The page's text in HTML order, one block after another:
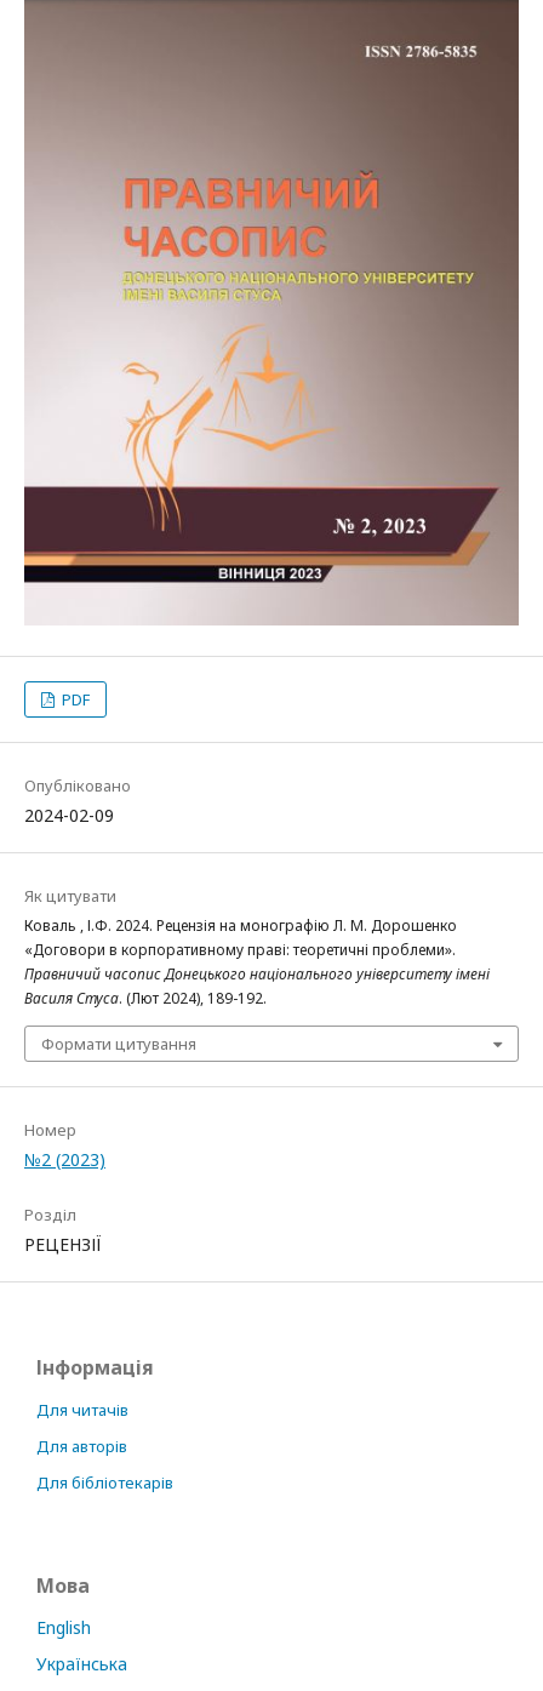
PDF
Опубліковано
2024-02-09
Як цитувати
Коваль , І.Ф. 2024. Рецензія на монографію Л. М. Дорошенко
«Договори в корпоративному праві: теоретичні проблеми».
Правничий часопис Донецького національного університету імені
Василя Стуса. (Лют 2024), 189-192.
Формати цитування
Номер
№2 (2023)
Розділ
РЕЦЕНЗІЇ
Інформація
Для читачів
Для авторів
Для бібліотекарів
Мова
English
Українська